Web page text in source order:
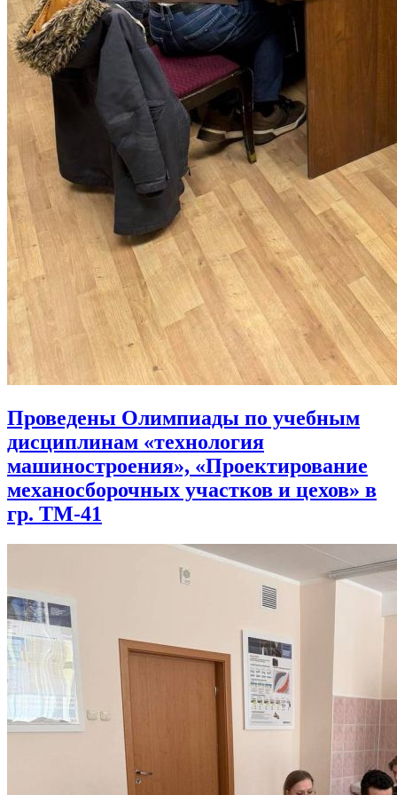
Проведены Олимпиады по учебным
дисциплинам «технология
машиностроения», «Проектирование
механосборочных участков и цехов» в
гр. ТМ-41